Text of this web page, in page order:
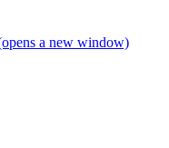
a new window)